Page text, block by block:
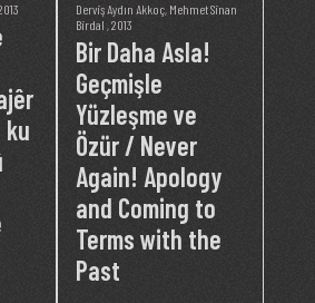
Derviş Aydın Akkoç, Mehmet Sinan
Birdal , 2013
Bir Daha Asla!
Geçmişle
Yüzleşme ve
Özür / Never
Again! Apology
and Coming to
Terms with the
Past